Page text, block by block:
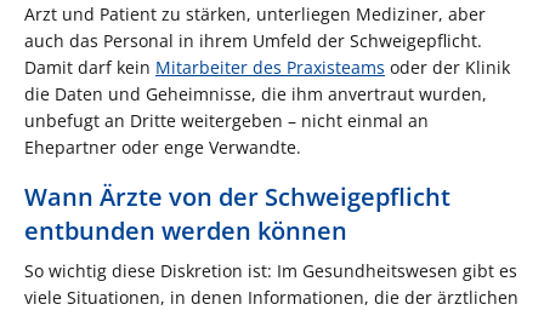
Arzt und Patient zu stärken, unterliegen Mediziner, aber
auch das Personal in ihrem Umfeld der Schweigepflicht.
Damit darf kein Mitarbeiter des Praxisteams oder der Klinik
die Daten und Geheimnisse, die ihm anvertraut wurden,
unbefugt an Dritte weitergeben – nicht einmal an
Ehepartner oder enge Verwandte.
Wann Ärzte von der Schweigepflicht
entbunden werden können
So wichtig diese Diskretion ist: Im Gesundheitswesen gibt es
viele Situationen, in denen Informationen, die der ärztlichen